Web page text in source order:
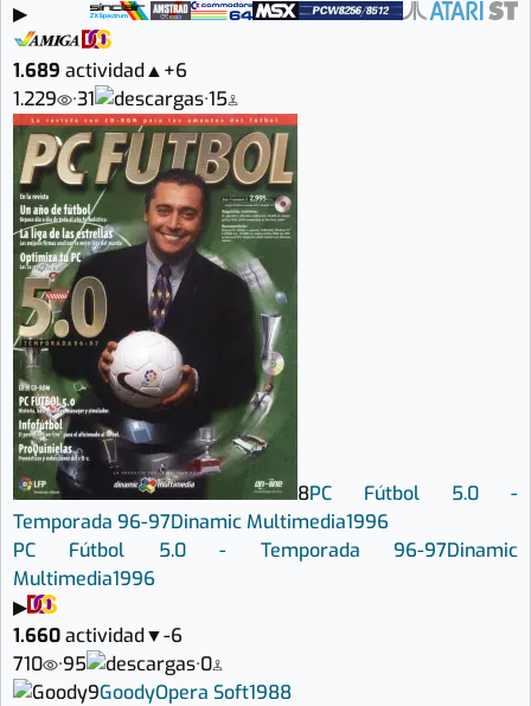
▶
1.689 actividad▲+6
1.229
·31 ·15
8PC Fútbol 5.0 -
Temporada 96-97Dinamic Multimedia1996
PC Fútbol 5.0 - Temporada 96-97Dinamic
Multimedia1996
▶
1.660actividad▼-6
710
·95 ·0
9GoodyOpera Soft1988